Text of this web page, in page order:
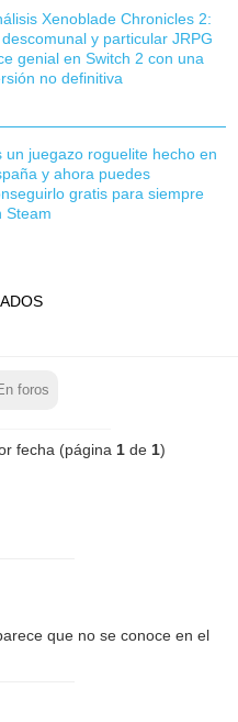
Xenoblade Chronicles 2:
descomunal y particular JRPG
genial en Switch 2 con una
no definitiva
un juegazo roguelite hecho en
y ahora puedes
gratis para siempre
Steam
foros
fecha (página 1de 1)
que no se conoce en el